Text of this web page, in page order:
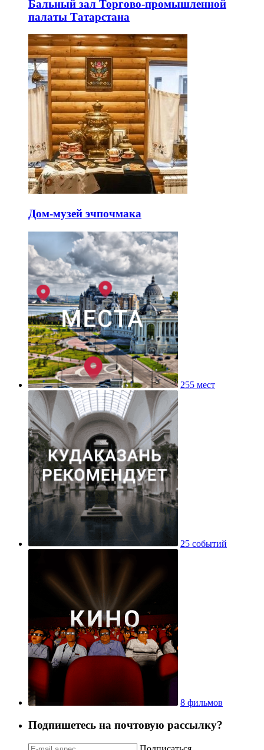
Бальный зал Торгово-промышленной
палаты Татарстана
Дом-музей эчпочмака
255 мест
25 событий
8 фильмов
Подпишетесь на почтовую рассылку?